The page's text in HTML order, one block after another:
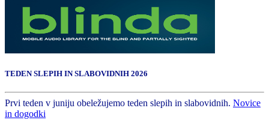
TEDEN SLEPIH IN SLABOVIDNIH 2026
Prvi teden v juniju obeležujemo teden slepih in slabovidnih. Novice
in dogodki